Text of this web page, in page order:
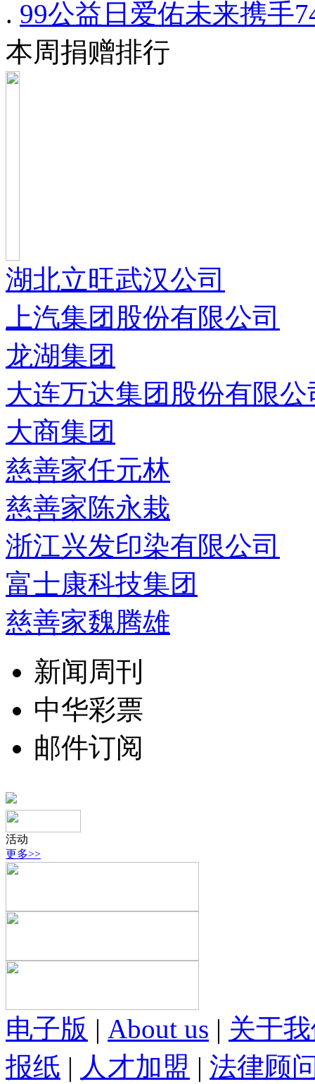
. 99公益日爱佑未来携手
本周捐赠排行
湖北立旺武汉公司
上汽集团股份有限公司
龙湖集团
大连万达集团股份有限公
大商集团
慈善家任元林
慈善家陈永栽
浙江兴发印染有限公司
富士康科技集团
慈善家魏腾雄
新闻周刊
中华彩票
邮件订阅
活动
更多>>
电子版 | About us | 关于
报纸 | 人才加盟 | 法律顾